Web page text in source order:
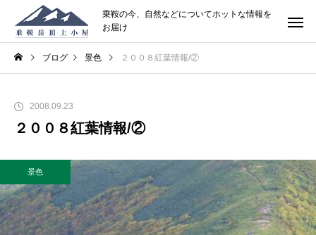
乗鞍の今、自然などについてホットな情報を
お届け
ブログ 景色 ２００８紅葉情報/②
2008.09.23
２００８紅葉情報/②
景色